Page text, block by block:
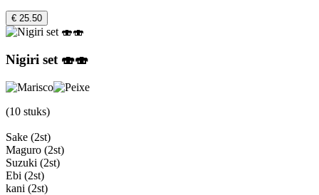
€ 25.50
Nigiri set 🍣🍣
(10 stuks)
Sake (2st)
Maguro (2st)
Suzuki (2st)
Ebi (2st)
kani (2st)